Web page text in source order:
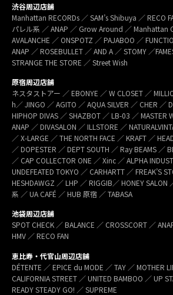
渋谷周辺店舗
Manhattan RECORDs ／ SAM’s Shibuya ／ RECO
パレル系 ／ ANAP ／ Grow Around ／ Manhattan
AVALANCHE ／ ONSPOTZ ／ PAJABOO ／
ANAP ／ ROSEBULLET ／ AND A ／ STOMY ／
STRANGE THE STORE ／ Street Wish
原宿周辺店舗
ネスタストアー ／ EBONYE ／ W CLOSET ／
h／ JINGO ／ AGITO ／ AQUA SILVER ／ CHER
HIPHOP DIVAS ／ SHAZBOT ／ LB-03 ／ MASTER
ANAP ／ DIVASALON ／ ILLSTORE ／
／ X-LARGE ／ THE NORTH FACE ／ KRAFT ／
／ DOPESTER ／ DEPT SOUTH ／ Ray BEAMS ／
／ CAP COLLECTOR ONE ／ Xinc ／ ALPHA
UNDEFEATED TOKYO ／ CARHARTT ／ FREAK’S
HESHDAWGZ ／ LHP ／ RIGGIB／ HONEY SALON
系 ／ UA CAFÉ ／ HUB 原宿 ／ TABASA
池袋周辺店舗
SPOT CHECK ／ BALANCE ／ CROSSCORT ／
HMV ／ RECO FAN
恵比寿・代官山周辺店舗
DÉTENTE ／ EPICE du MODE ／ TAY ／ MOTHER
CALIFORNIA STREET ／ UNITED BAMBOO ／ UP
READY STEADY GO! ／ SUPREME